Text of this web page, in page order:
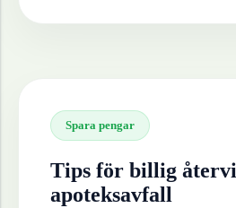
Spara pengar
Tips för billig
apoteksavfall